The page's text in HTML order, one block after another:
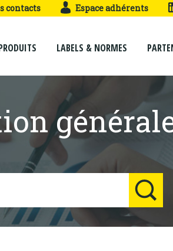
contacts Espace adhérents
LABELS & NORMES